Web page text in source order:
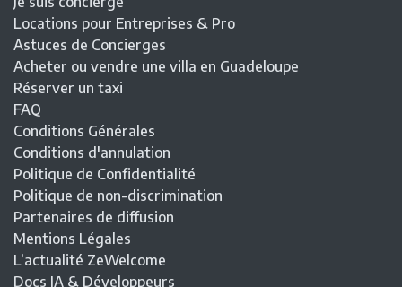
Locations pour Entreprises & Pro
Astuces de Concierges
Acheter ou vendre une villa en Guadeloupe
Réserver un taxi
FAQ
Conditions Générales
Conditions d'annulation
Politique de Confidentialité
Politique de non-discrimination
Partenaires de diffusion
Mentions Légales
L’actualité ZeWelcome
Docs IA & Développeurs